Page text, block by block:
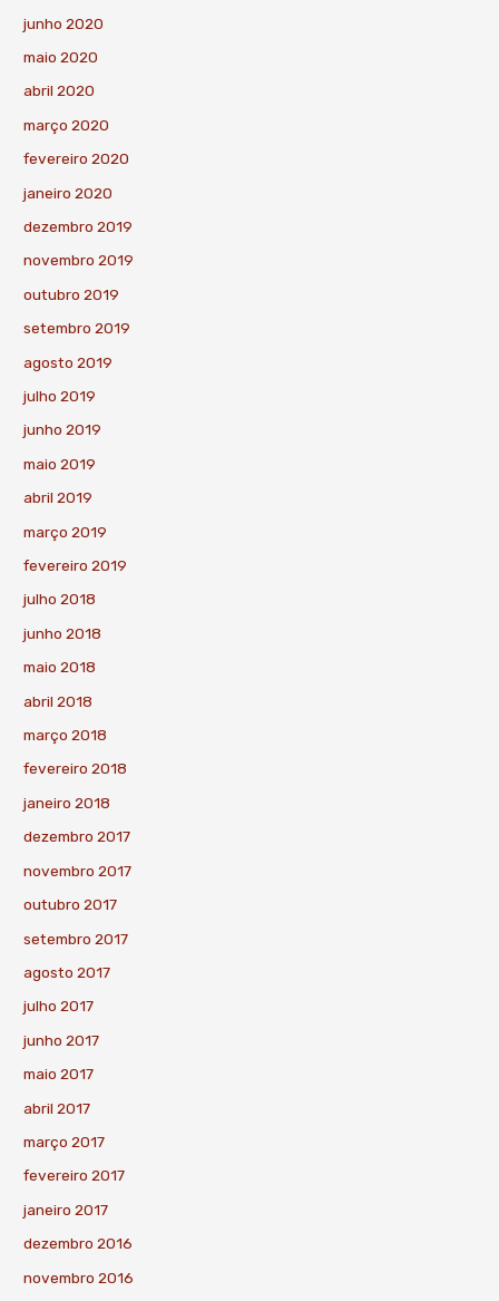
junho 2020
maio 2020
abril 2020
março 2020
fevereiro 2020
janeiro 2020
dezembro 2019
novembro 2019
outubro 2019
setembro 2019
agosto 2019
julho 2019
junho 2019
maio 2019
abril 2019
março 2019
fevereiro 2019
julho 2018
junho 2018
maio 2018
abril 2018
março 2018
fevereiro 2018
janeiro 2018
dezembro 2017
novembro 2017
outubro 2017
setembro 2017
agosto 2017
julho 2017
junho 2017
maio 2017
abril 2017
março 2017
fevereiro 2017
janeiro 2017
dezembro 2016
novembro 2016